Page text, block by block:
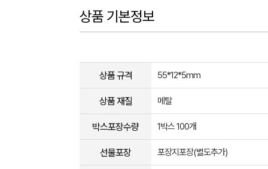
상품 기본정보
상품 규격 55*12*5mm
상품 재질 메탈
박스포장수량 1박스 100개
선물포장 포장지포장(별도추가)